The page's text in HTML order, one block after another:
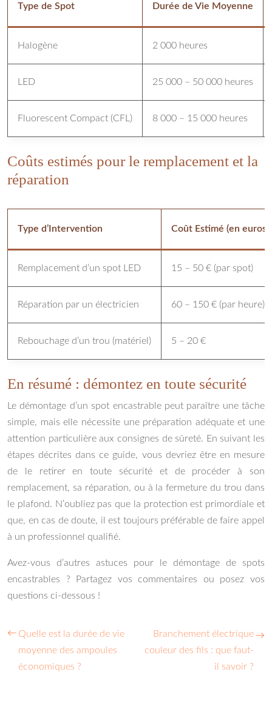
Type de Spot Durée de Vie Moyenne
Halogène 2 000 heures
LED 25 000 – 50 000 heures
Fluorescent Compact (CFL) 8 000 – 15 000 heures
Coûts estimés pour le remplacement et la
réparation
Type d’Intervention Coût Estimé (en euros)
Remplacement d’un spot LED 15 – 50 € (par spot)
Réparation par un électricien 60 – 150 € (par heure)
Rebouchage d’un trou (matériel) 5 – 20 €
En résumé : démontez en toute sécurité
Le démontage d’un spot encastrable peut paraître une tâche
simple, mais elle nécessite une préparation adéquate et une
attention particulière aux consignes de sûreté. En suivant les
étapes décrites dans ce guide, vous devriez être en mesure
de le retirer en toute sécurité et de procéder à son
remplacement, sa réparation, ou à la fermeture du trou dans
le plafond. N’oubliez pas que la protection est primordiale et
que, en cas de doute, il est toujours préférable de faire appel
à un professionnel qualifié.
Avez-vous d’autres astuces pour le démontage de spots
encastrables ? Partagez vos commentaires ou posez vos
questions ci-dessous !
Quelle est la durée de vie
moyenne des ampoules
économiques ?
Branchement électrique
couleur des fils : que faut-
il savoir ?